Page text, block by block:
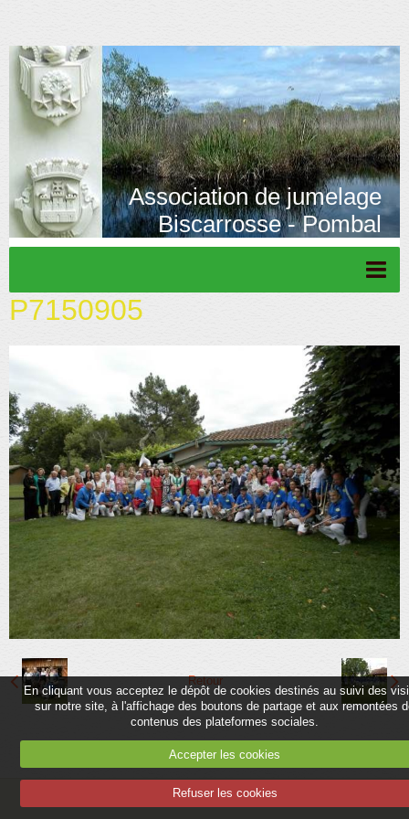
Association de jumelage
Biscarrosse - Pombal
Page d'accueil
Actu/News
Partenaires
Association
Contact
Album
Adhérer
P7150905
Retour
Mentions légales
En cliquant vous acceptez le dépôt de cookies destinés au suivi des
sur notre site, à l'affichage des boutons de partage et aux remontées
contenus des plateformes sociales.
Accepter les cookies
Refuser les cookies